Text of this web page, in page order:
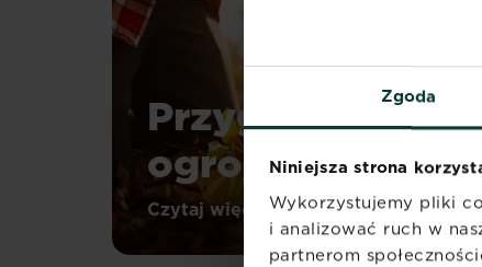
Zgoda
Niniejsza strona
Wykorzystujemy pliki
i analizować ruch w
partnerom
Przygotowanie
ogrodu na zimę
Ogród
przez
Czytaj więcejPrzygotowanie ogrodu na